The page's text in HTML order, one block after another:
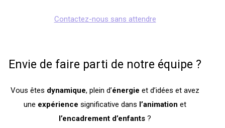
Contactez-nous sans attendre
Envie de faire parti de notre équipe ?
Vous êtes dynamique, plein d’énergie et d’idées et avez
une expérience significative dans l’animation et
l’encadrement d’enfants ?